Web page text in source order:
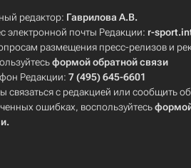
редактор: Гаврилова А.В.
электронной почты Редакции: r-
размещения пресс-релизов и
формой обратной связи
Редакции:7 (495) 645-6601
связаться с редакцией или сообщить
ошибках, воспользуйтесь
.